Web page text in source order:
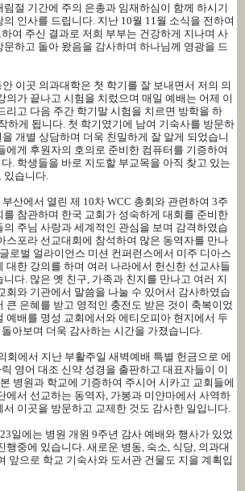
절 기간에 주의 은총과 임재하심이 함께 하시기
의 인사를 드립니다 지난 10월 11 월 소식을 전하여
여 주신 결과로 저희 부부는 건강하게 지나며 사
하고 돌아 왔음을 감사하며 하나님께 영광을 드
안 이곳 의과대학은 첫 학기를 잘 보내면서 저의 의
의가 끝나고 시험을 치렀으며 매일 예배는 어제 이
리고 다음 주간 학기말 시험을 치르면 방학을 하
하게 됩니다 첫 학기였기에 남여 기숙사를 방문하
을 개별 상담하며 더욱 친밀하게 잘 알게 되었습니
에게 후원자의 호의로 준비한 컴퓨터를 기증하여
학생들을 바로 지도할 부교목을 아직 찾고 있는
있습니다
부산에서 열린 제 10차 WCC 총회와 관련하여 3주
를 참관하며 한국 교회가 성숙하게 대회를 준비한
주님 사랑과 세계적인 관심을 보며 감격하였습
스포라 선교대회에 참석하여 많은 동역자를 만나
로벌 얼라이언스 미션 컨퍼런스에서 미주 디아스
대한 강의를 하며 여러 나라에서 헌신한 선교사들
니다 많은 옛 친구 가족과 친지를 만나고 여러 지
회와 기관에서 말씀을 나눌 수 있어서 감사하였습
큰 은혜를 받고 영적인 충전도 받은 것이 축복이었
예배를 명성 교회에서와 에티오피아 현지에서 두
돌아보며 더욱 감사하는 시간을 가졌습니다
회에서 지난 부활주일 새벽예배 특별 헌금으로 에
영어 대조 신약 성경을 출판하고 대표자들이 이
병원과 학교에 기증하여 주시어 시카고 교회들에
에서 선교하는 동역자 가봉과 미얀마에서 사역하
서 이곳을 방문하고 교제한 것도 감사한 일입니다
23일에는 병원 개원 9주년 감사 예배와 행사가 있었
행중에 있습니다 새로운 병동 숙소 식당 의과대
앞으로 학교 기숙사와 도서관 건물도 지을 계획입